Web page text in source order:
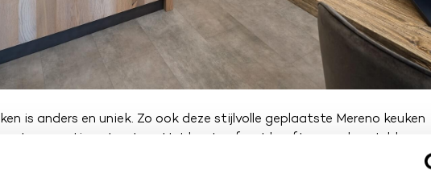
is anders en uniek. Zo ook deze stijlvolle geplaatste Mereno keuken
met een rustige structuur. Het houten front heeft een geborstelde
in meerdere bruintinten. De beide zijdes van het kookeiland hebben